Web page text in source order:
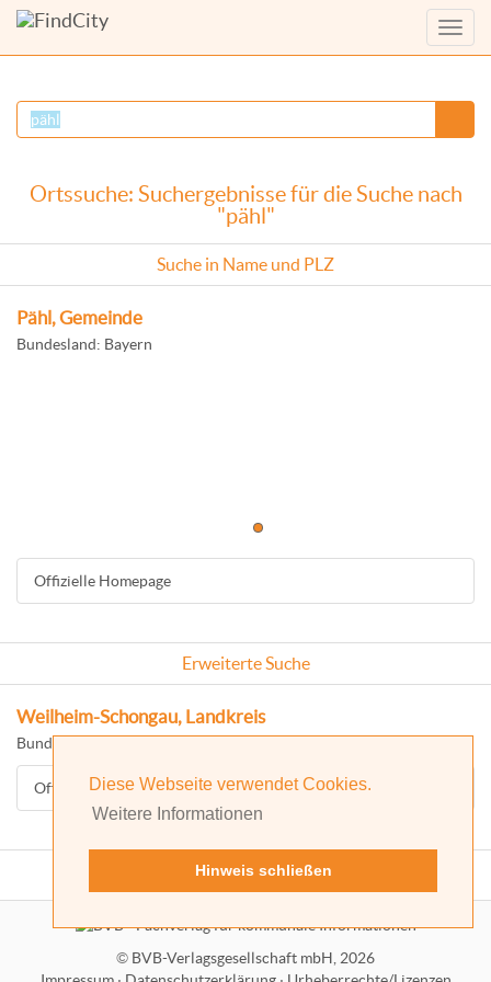
Diese Webseite verwendet Cookies.
Weitere Informationen
Hinweis schließen
Menü
Ortssuche: Suchergebnisse für die Suche nach
"pähl"
Suche in Name und PLZ
Pähl, Gemeinde
Bundesland: Bayern
Offizielle Homepage
Erweiterte Suche
Weilheim-Schongau, Landkreis
Bundesland: Bayern
Offizielle Homepage
© BVB-Verlagsgesellschaft mbH, 2026